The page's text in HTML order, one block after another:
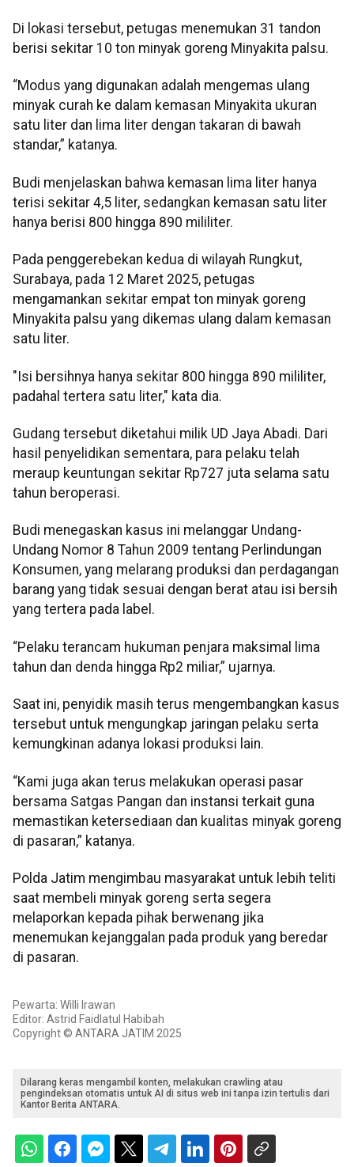
Di lokasi tersebut, petugas menemukan 31 tandon
berisi sekitar 10 ton minyak goreng Minyakita palsu.
“Modus yang digunakan adalah mengemas ulang
minyak curah ke dalam kemasan Minyakita ukuran
satu liter dan lima liter dengan takaran di bawah
standar,” katanya.
Budi menjelaskan bahwa kemasan lima liter hanya
terisi sekitar 4,5 liter, sedangkan kemasan satu liter
hanya berisi 800 hingga 890 mililiter.
Pada penggerebekan kedua di wilayah Rungkut,
Surabaya, pada 12 Maret 2025, petugas
mengamankan sekitar empat ton minyak goreng
Minyakita palsu yang dikemas ulang dalam kemasan
satu liter.
"Isi bersihnya hanya sekitar 800 hingga 890 mililiter,
padahal tertera satu liter," kata dia.
Gudang tersebut diketahui milik UD Jaya Abadi. Dari
hasil penyelidikan sementara, para pelaku telah
meraup keuntungan sekitar Rp727 juta selama satu
tahun beroperasi.
Budi menegaskan kasus ini melanggar Undang-
Undang Nomor 8 Tahun 2009 tentang Perlindungan
Konsumen, yang melarang produksi dan perdagangan
barang yang tidak sesuai dengan berat atau isi bersih
yang tertera pada label.
“Pelaku terancam hukuman penjara maksimal lima
tahun dan denda hingga Rp2 miliar,” ujarnya.
Saat ini, penyidik masih terus mengembangkan kasus
tersebut untuk mengungkap jaringan pelaku serta
kemungkinan adanya lokasi produksi lain.
“Kami juga akan terus melakukan operasi pasar
bersama Satgas Pangan dan instansi terkait guna
memastikan ketersediaan dan kualitas minyak goreng
di pasaran,” katanya.
Polda Jatim mengimbau masyarakat untuk lebih teliti
saat membeli minyak goreng serta segera
melaporkan kepada pihak berwenang jika
menemukan kejanggalan pada produk yang beredar
di pasaran.
Pewarta: Willi Irawan
Editor: Astrid Faidlatul Habibah
Copyright © ANTARA JATIM 2025
Dilarang keras mengambil konten, melakukan crawling atau
pengindeksan otomatis untuk AI di situs web ini tanpa izin tertulis dari
Kantor Berita ANTARA.